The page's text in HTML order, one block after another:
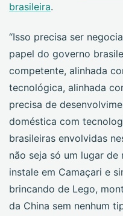
brasileira.
“Isso precisa ser
papel do governo
competente, alinhada
tecnológica, alinhada
precisa de
doméstica com
brasileiras envolvidas
não seja só um lugar de
instale em Camaçari e
brincando de Lego,
da China sem nenhum